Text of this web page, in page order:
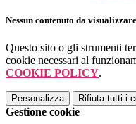
Nessun contenuto da visualizzare
Questo sito o gli strumenti
cookie necessari al
COOKIE POLICY.
Personalizza Rifiuta tutti i
Gestione cookie